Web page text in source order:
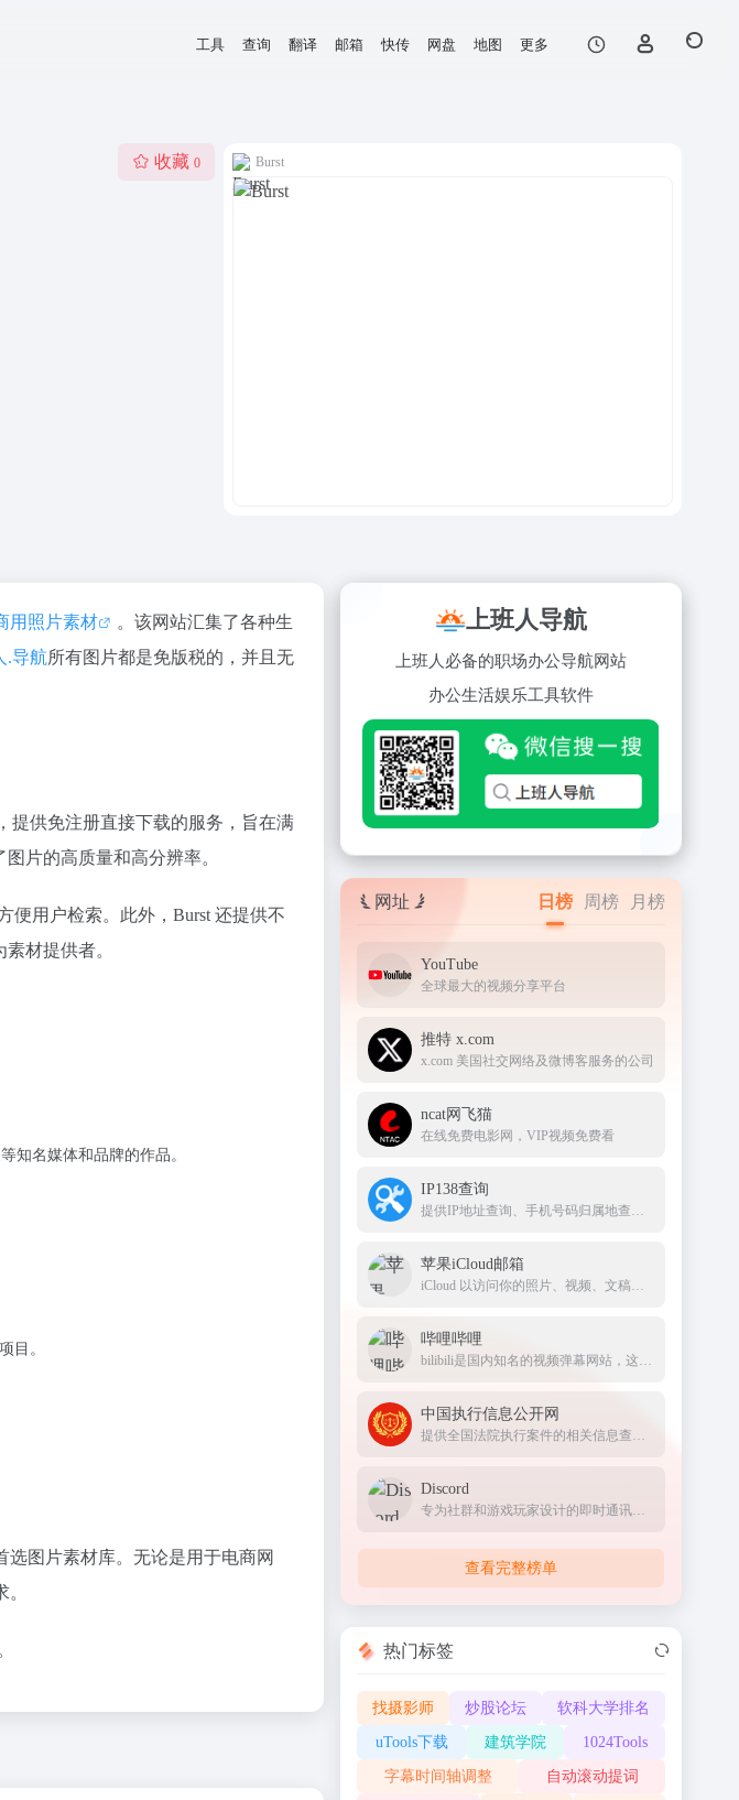
工具 查询 翻译 邮箱 快传 网盘 地图 更多
收藏 0 Burst
用照片素材
。该网站汇集了各种生
.导航所有图片都是免版税的，并且无
提供免注册直接下载的服务，旨在满
片的高质量和高分辨率。
便用户检索。此外，Burst 还提供不
材提供者。
知名媒体和品牌的作品。
目。
图片素材库。无论是用于电商网
上班人导航
上班人必备的职场办公导航网站
办公生活娱乐工具软件
网址 日榜 周榜 月榜
YouTube
全球最大的视频分享平台
推特 x.com
x.com 美国社交网络及微博客服务的公司
ncat网飞猫
在线免费电影网，VIP视频免费看
IP138查询
提供IP地址查询、手机号码归属地查询、邮政编码查询及身份证号码验证等服务
苹果iCloud邮箱
iCloud 以访问你的照片、视频、文稿、备忘录、通讯录及更多内容。要开始使用 Apple 服务，请使用你的 Apple ID 或创建新的帐户
哔哩哔哩
bilibili是国内知名的视频弹幕网站，这里有及时的动漫新番，活跃的ACG氛围，有创意的Up主。大家可以在这里找到许多欢乐。
中国执行信息公开网
提供全国法院执行案件的相关信息查询服务
Discord
专为社群和游戏玩家设计的即时通讯应用，提供文字、语音和视频聊天功能
查看完整榜单
热门标签
找摄影师 炒股论坛 软科大学排名
uTools下载 建筑学院 1024Tools
字幕时间轴调整 自动滚动提词